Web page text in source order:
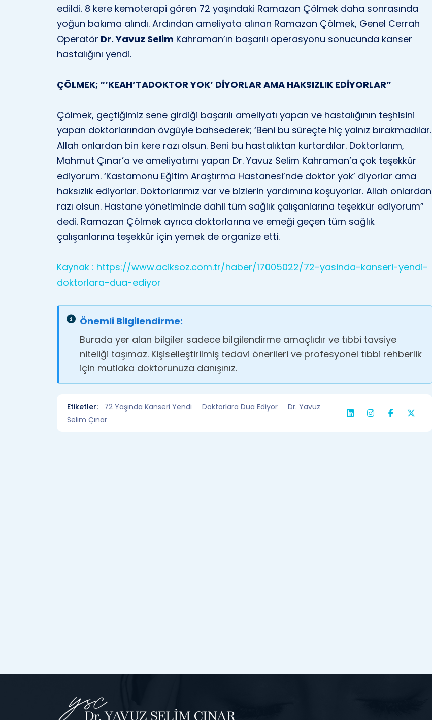
edildi. 8 kere kemoterapi gören 72 yaşındaki Ramazan Çölmek daha sonrasında
yoğun bakıma alındı. Ardından ameliyata alınan Ramazan Çölmek, Genel Cerrah
Operatör Dr. Yavuz Selim Kahraman’ın başarılı operasyonu sonucunda kanser
hastalığını yendi.
ÇÖLMEK; “‘KEAH’TADOKTOR YOK’ DİYORLAR AMA HAKSIZLIK EDİYORLAR”
Çölmek, geçtiğimiz sene girdiği başarılı ameliyatı yapan ve hastalığının teşhisini
yapan doktorlarından övgüyle bahsederek; ‘Beni bu süreçte hiç yalnız bırakmadılar.
Allah onlardan bin kere razı olsun. Beni bu hastalıktan kurtardılar. Doktorlarım,
Mahmut Çınar’a ve ameliyatımı yapan Dr. Yavuz Selim Kahraman’a çok teşekkür
ediyorum. ‘Kastamonu Eğitim Araştırma Hastanesi’nde doktor yok’ diyorlar ama
haksızlık ediyorlar. Doktorlarımız var ve bizlerin yardımına koşuyorlar. Allah onlardan
razı olsun. Hastane yönetiminde dahil tüm sağlık çalışanlarına teşekkür ediyorum”
dedi. Ramazan Çölmek ayrıca doktorlarına ve emeği geçen tüm sağlık
çalışanlarına teşekkür için yemek de organize etti.
Kaynak : https://www.aciksoz.com.tr/haber/17005022/72-yasinda-kanseri-yendi-
doktorlara-dua-ediyor
Önemli Bilgilendirme:
Burada yer alan bilgiler sadece bilgilendirme amaçlıdır ve tıbbi tavsiye
niteliği taşımaz. Kişiselleştirilmiş tedavi önerileri ve profesyonel tıbbi rehberlik
için mutlaka doktorunuza danışınız.
Etiketler: 72 Yaşında Kanseri Yendi Doktorlara Dua Ediyor
Dr. Yavuz
Selim Çınar